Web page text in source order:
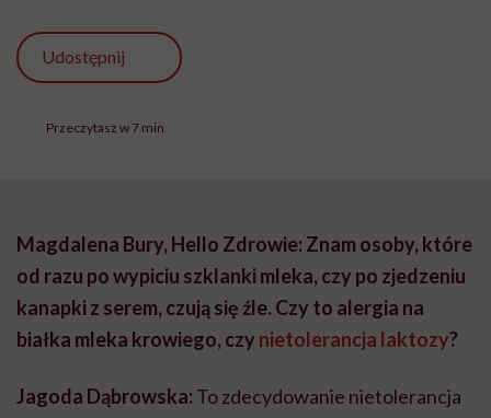
Udostępnij
Przeczytasz w 7 min
Magdalena Bury, Hello Zdrowie: Znam osoby, które
od razu po wypiciu szklanki mleka, czy po zjedzeniu
kanapki z serem, czują się źle. Czy to alergia na
białka mleka krowiego, czy nietolerancja laktozy?
Jagoda Dąbrowska: To zdecydowanie nietolerancja